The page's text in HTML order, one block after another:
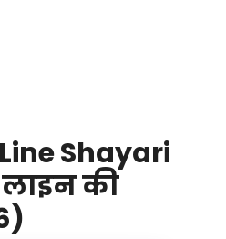
Shayari
लाइन की